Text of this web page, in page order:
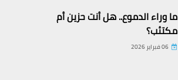
ما وراء الدموع.. هل أنت حزين أم
مكتئب؟
06 فبراير 2026